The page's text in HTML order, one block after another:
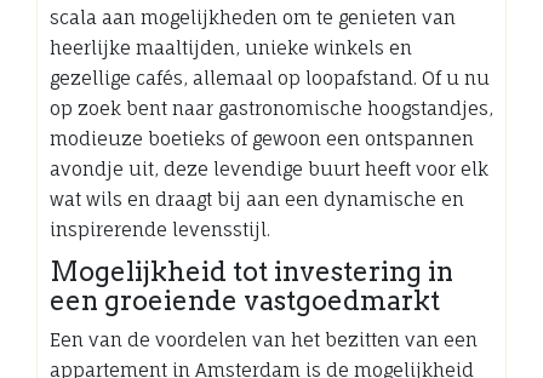
scala aan mogelijkheden om te genieten van
heerlijke maaltijden, unieke winkels en
gezellige cafés, allemaal op loopafstand. Of u nu
op zoek bent naar gastronomische hoogstandjes,
modieuze boetieks of gewoon een ontspannen
avondje uit, deze levendige buurt heeft voor elk
wat wils en draagt bij aan een dynamische en
inspirerende levensstijl.
Mogelijkheid tot investering in
een groeiende vastgoedmarkt
Een van de voordelen van het bezitten van een
appartement in Amsterdam is de mogelijkheid